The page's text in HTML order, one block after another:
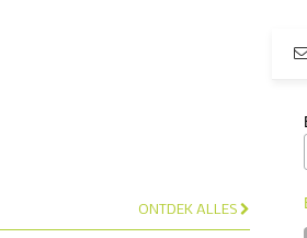
ONTDEK ALLES